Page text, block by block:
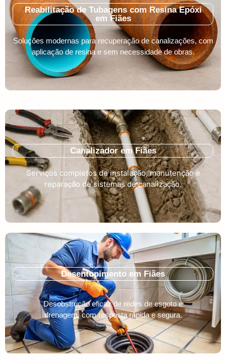
Reabilitação de Tubagens com Resina Epóxi
em Fiães
Soluções modernas para recuperação de canalizações, com
aplicação de resina e sem necessidade de obras.
Canalizador em Fiães
Serviços completos de instalação, manutenção e
reparação de sistemas de canalização.
Desentupimento em Fiães
Desobstrução eficaz de redes de esgoto e
drenagem, com resposta rápida e segura.